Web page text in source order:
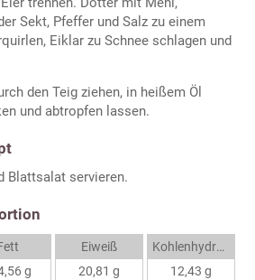
Sekt, Pfeffer und Salz zu einem
Eiklar zu Schnee schlagen und
den Teig ziehen, in heißem Öl
und abtropfen lassen.
Blattsalat servieren.
g
Eiweiß
20,81 g
Kohlenhydrate
12,43 g